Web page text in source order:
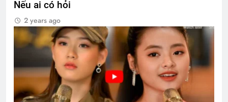
Nếu ai có hỏi
2 years ago